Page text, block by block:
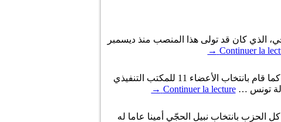
الذي كان قد تولى هذا المنصب منذ ديسمبر
Continuer la
→
انتَخب حزب التيار الديمقراطي، خلال اجتماع مجلسه الوطني يوم الأحد، أحمد البهلول، رئيسا للمجلس الوطني، كما قام بانتخاب الأعضاء 11 للمكتب التنفيذي
تونس …Continuer la lecture
→
الحزب بانتخاب نبيل الحجّي أمينا عاما له